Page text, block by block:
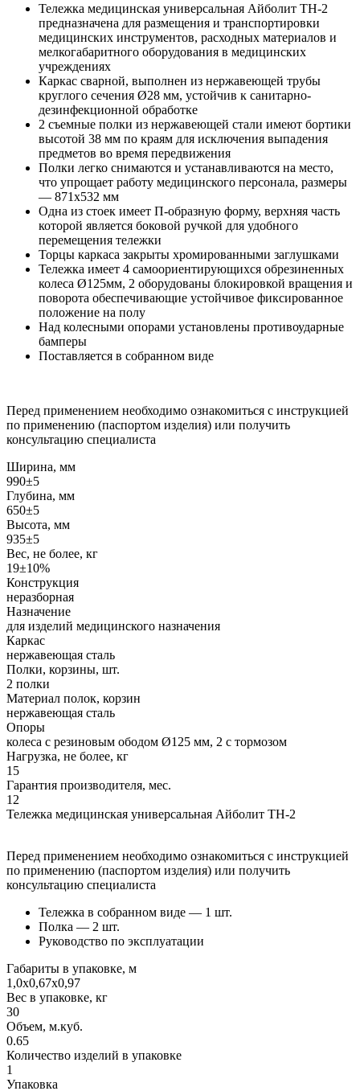
Тележка медицинская универсальная Айболит ТН-2
предназначена для размещения и транспортировки
медицинских инструментов, расходных материалов и
мелкогабаритного оборудования в медицинских
учреждениях
Каркас сварной, выполнен из нержавеющей трубы
круглого сечения Ø28 мм, устойчив к санитарно-
дезинфекционной обработке
2 съемные полки из нержавеющей стали имеют бортики
высотой 38 мм по краям для исключения выпадения
предметов во время передвижения
Полки легко снимаются и устанавливаются на место,
что упрощает работу медицинского персонала, размеры
— 871x532 мм
Одна из стоек имеет П-образную форму, верхняя часть
которой является боковой ручкой для удобного
перемещения тележки
Торцы каркаса закрыты хромированными заглушками
Тележка имеет 4 самоориентирующихся обрезиненных
колеса Ø125мм, 2 оборудованы блокировкой вращения и
поворота обеспечивающие устойчивое фиксированное
положение на полу
Над колесными опорами установлены противоударные
бамперы
Поставляется в собранном виде
Перед применением необходимо ознакомиться с инструкцией
по применению (паспортом изделия) или получить
консультацию специалиста
Ширина, мм
990±5
Глубина, мм
650±5
Высота, мм
935±5
Вес, не более, кг
19±10%
Конструкция
неразборная
Назначение
для изделий медицинского назначения
Каркас
нержавеющая сталь
Полки, корзины, шт.
2 полки
Материал полок, корзин
нержавеющая сталь
Опоры
колеса с резиновым ободом Ø125 мм, 2 с тормозом
Нагрузка, не более, кг
15
Гарантия производителя, мес.
12
Тележка медицинская универсальная Айболит ТН-2
Перед применением необходимо ознакомиться с инструкцией
по применению (паспортом изделия) или получить
консультацию специалиста
Тележка в собранном виде — 1 шт.
Полка — 2 шт.
Руководство по эксплуатации
Габариты в упаковке, м
1,0х0,67х0,97
Вес в упаковке, кг
30
Объем, м.куб.
0.65
Количество изделий в упаковке
1
Упаковка